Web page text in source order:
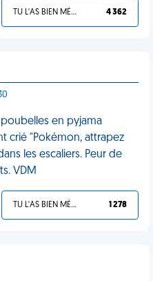
TU L'AS BIEN MÉRITÉ 4 362
en pyjama
crié "Pokémon, attrapez
les escaliers. Peur de
VDM
TU L'AS BIEN MÉRITÉ 1 278